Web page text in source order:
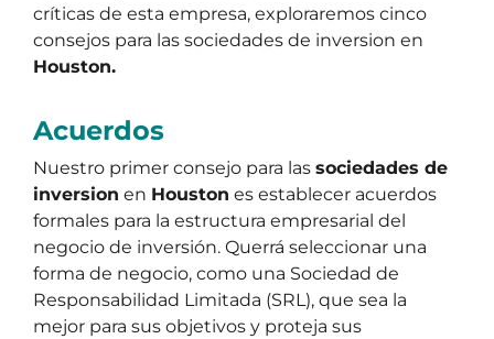
críticas de esta empresa, exploraremos cinco
consejos para las sociedades de inversion en
Houston.
Acuerdos
Nuestro primer consejo para las sociedades de
inversion en Houston es establecer acuerdos
formales para la estructura empresarial del
negocio de inversión. Querrá seleccionar una
forma de negocio, como una Sociedad de
Responsabilidad Limitada (SRL), que sea la
mejor para sus objetivos y proteja sus